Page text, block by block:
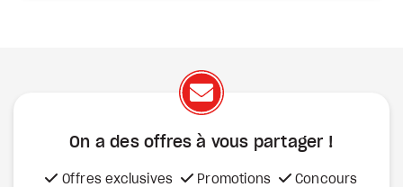
On a des offres à vous partager !
Offres exclusives Promotions
Concours